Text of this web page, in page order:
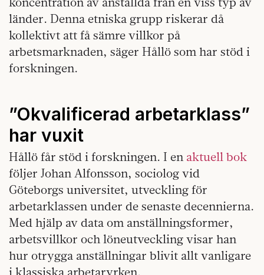
länder. Denna etniska grupp riskerar då
kollektivt att få sämre villkor på
arbetsmarknaden, säger Hållö som har stöd i
forskningen.
”Okvalificerad arbetarklass”
har vuxit
Hållö får stöd i forskningen. I en aktuell bok
följer Johan Alfonsson, sociolog vid
Göteborgs universitet, utveckling för
arbetarklassen under de senaste decennierna.
Med hjälp av data om anställningsformer,
arbetsvillkor och löneutveckling visar han
hur otrygga anställningar blivit allt vanligare
i klassiska arbetaryrken.